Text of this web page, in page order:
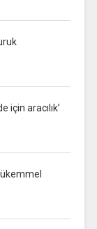
için aracılık’